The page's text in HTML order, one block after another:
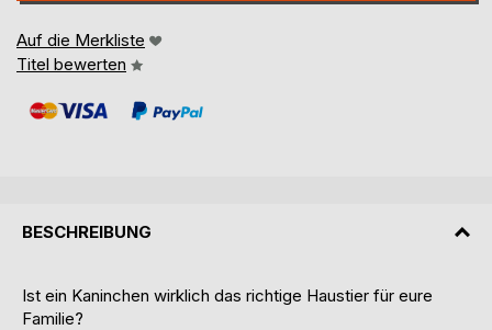
Auf die Merkliste
Titel bewerten
BESCHREIBUNG
Ist ein Kaninchen wirklich das richtige Haustier für eure
Familie?